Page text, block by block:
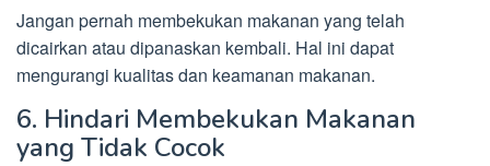
Jangan pernah membekukan makanan yang telah
dicairkan atau dipanaskan kembali. Hal ini dapat
mengurangi kualitas dan keamanan makanan.
6. Hindari Membekukan Makanan
yang Tidak Cocok